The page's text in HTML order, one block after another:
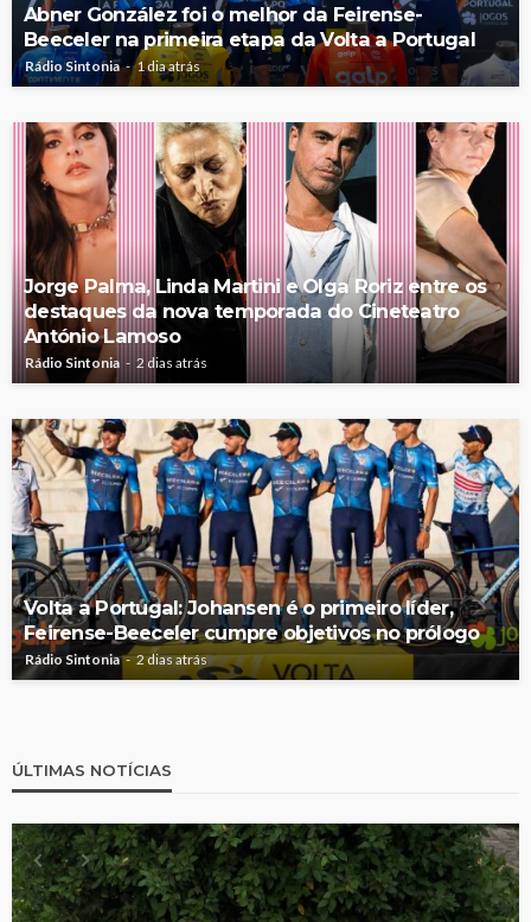
Abner González foi o melhor da Feirense-
Beeceler na primeira etapa da Volta a Portugal
Rádio Sintonia 1 dia atrás
Jorge Palma, Linda Martini e Olga Roriz entre os
destaques da nova temporada do Cineteatro
António Lamoso
Rádio Sintonia 2 dias atrás
Volta a Portugal: Johansen é o primeiro líder,
Feirense-Beeceler cumpre objetivos no prólogo
Rádio Sintonia 2 dias atrás
ÚLTIMAS NOTÍCIAS